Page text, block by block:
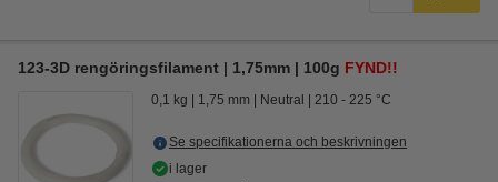
123-3D rengöringsfilament | 1,75mm | 100g FYND!!
0,1 kg 1,75 mm Neutral 210 - 225 °C
Se specifikationerna och beskrivningen
i lager